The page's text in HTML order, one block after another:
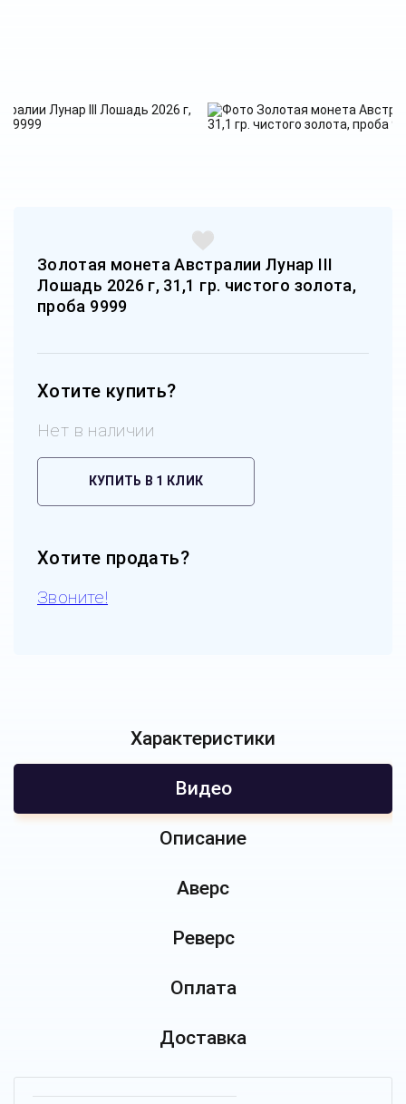
Золотая монета Австралии Лунар III
Лошадь 2026 г, 31,1 гр. чистого золота,
проба 9999
Хотите купить?
Нет в наличии
КУПИТЬ В 1 КЛИК
Хотите продать?
Звоните!
Характеристики
Видео
Описание
Аверс
Реверс
Оплата
Доставка